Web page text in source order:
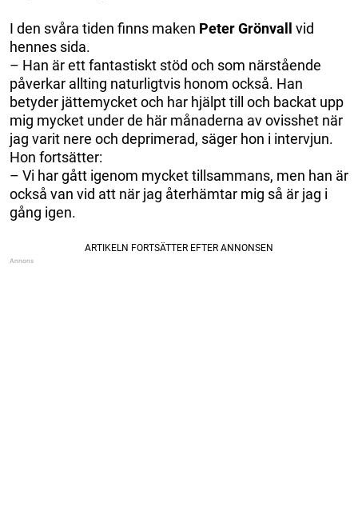
I den svåra tiden finns maken Peter Grönvall
vid
hennes sida.
– Han är ett fantastiskt stöd och som närstående
påverkar allting naturligtvis honom också. Han
betyder jättemycket och har hjälpt till och backat upp
mig mycket under de här månaderna av ovisshet när
jag varit nere och deprimerad, säger hon i intervjun.
Hon fortsätter:
– Vi har gått igenom mycket tillsammans, men han är
också van vid att när jag återhämtar mig så är jag i
gång igen.